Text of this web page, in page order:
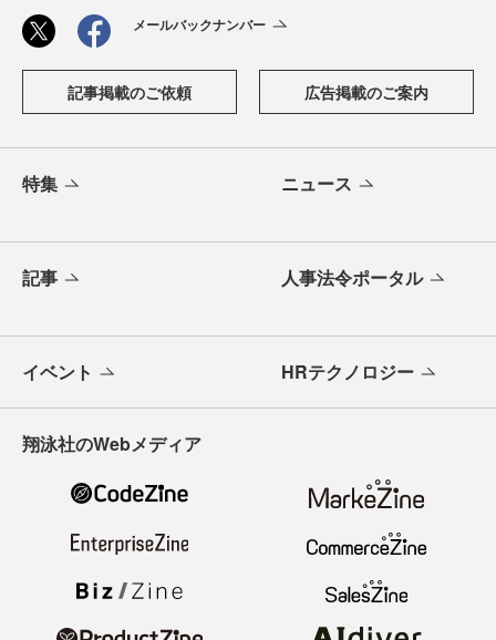
メールバックナンバー
記事掲載のご依頼 広告掲載のご案内
特集 ニュース
記事 人事法令ポータル
イベント HRテクノロジー
翔泳社のWebメディア